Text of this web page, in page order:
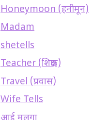
Honeymoon (हनीमून)
Madam
shetells
Teacher (शिक्षक)
Travel (प्रवास)
Wife Tells